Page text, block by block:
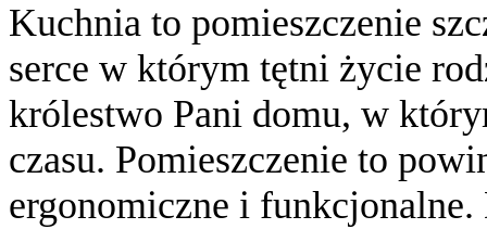
Kuchnia to pomieszczenie
serce w którym tętni życie
królestwo Pani domu, w
czasu. Pomieszczenie to
ergonomiczne i